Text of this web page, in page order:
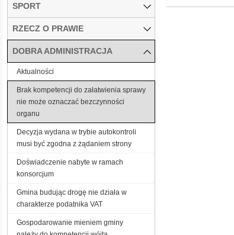
SPORT
RZECZ O PRAWIE
DOBRA ADMINISTRACJA
Aktualności
Brak kompetencji do załatwienia sprawy
nie może oznaczać bezczynności
organu
Decyzja wydana w trybie autokontroli
musi być zgodna z żądaniem strony
Doświadczenie nabyte w ramach
konsorcjum
Gmina budując drogę nie działa w
charakterze podatnika VAT
Gospodarowanie mieniem gminy